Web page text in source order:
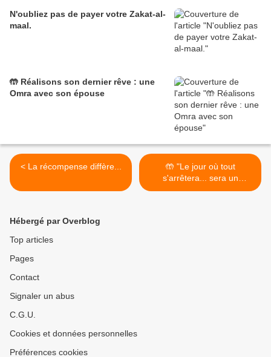
N'oubliez pas de payer votre Zakat-al-
maal.
🤲 Réalisons son dernier rêve : une
Omra avec son épouse
< La récompense diffère...
🤲 "Le jour où tout
s'arrêtera... sera un
vendredi" >
Hébergé par Overblog
Top articles
Pages
Contact
Signaler un abus
C.G.U.
Cookies et données personnelles
Préférences cookies